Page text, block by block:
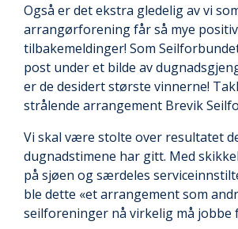
Også er det ekstra gledelig av vi
arrangørforening får så mye
tilbakemeldinger! Som
post under et bilde av
er de desidert største vinnerne!
strålende arrangement Brevik
Vi skal være stolte over resultatet
dugnadstimene har gitt. Med
på sjøen og særdeles
ble dette «et arrangement som
seilforeninger nå virkelig må jobbe